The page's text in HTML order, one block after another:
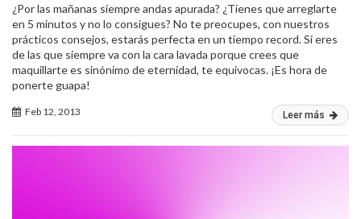
¿Por las mañanas siempre andas apurada? ¿Tienes que arreglarte
en 5 minutos y no lo consigues? No te preocupes, con nuestros
prácticos consejos, estarás perfecta en un tiempo record. Si eres
de las que siempre va con la cara lavada porque crees que
maquillarte es sinónimo de eternidad, te equivocas. ¡Es hora de
ponerte guapa!
Feb 12, 2013 Leer más